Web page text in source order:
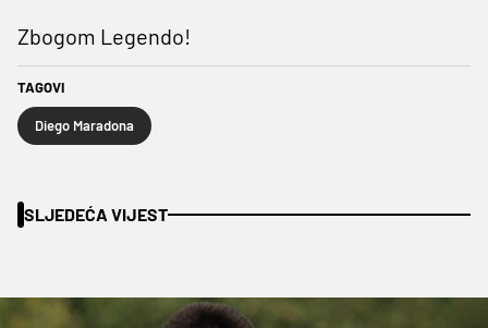
Zbogom Legendo!
TAGOVI
Diego Maradona
SLJEDEĆA VIJEST